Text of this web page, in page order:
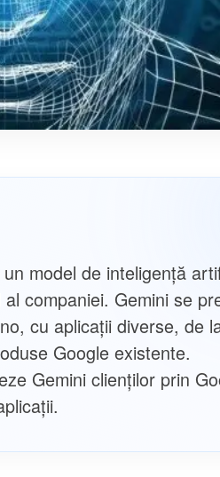
model de inteligență
companiei. Gemini se
cu aplicații diverse, de
Google existente.
Gemini clienților prin